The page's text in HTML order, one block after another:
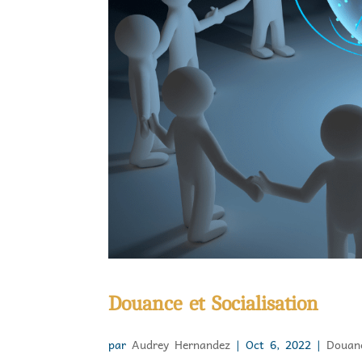
Douance et Socialisation
parAudrey Hernandez |Oct 6, 2022 |